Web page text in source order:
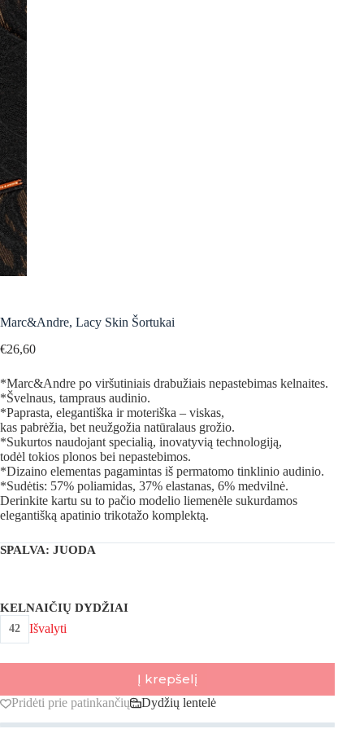
Marc&Andre, Lacy Skin Šortukai
€26,60
*Marc&Andre po viršutiniais drabužiais nepastebimas kelnaites.
*Švelnaus, tampraus audinio.
*Paprasta, elegantiška ir moteriška – viskas,
kas pabrėžia, bet neužgožia natūralaus grožio.
*Sukurtos naudojant specialią, inovatyvią technologiją,
todėl tokios plonos bei nepastebimos.
*Dizaino elementas pagamintas iš permatomo tinklinio audinio.
*Sudėtis: 57% poliamidas, 37% elastanas, 6% medvilnė.
Derinkite kartu su to pačio modelio liemenėle sukurdamos
elegantišką apatinio trikotažo komplektą.
SPALVA: JUODA
KELNAIČIŲ DYDŽIAI
42 Išvalyti
Į krepšelį
Pridėti prie patinkančių Dydžių lentelė